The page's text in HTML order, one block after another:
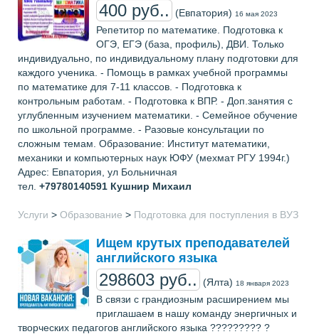
400 руб.. (Евпатория) 16 мая 2023
Репетитор по математике. Подготовка к
ОГЭ, ЕГЭ (база, профиль), ДВИ. Только
индивидуально, по индивидуальному плану подготовки для
каждого ученика. - Помощь в рамках учебной программы
по математике для 7-11 классов. - Подготовка к
контрольным работам. - Подготовка к ВПР. - Доп.занятия с
углубленным изучением математики. - Семейное обучение
по школьной программе. - Разовые консультации по
сложным темам. Образование: Институт математики,
механики и компьютерных наук ЮФУ (мехмат РГУ 1994г.)
Адрес: Евпатория, ул Больничная
тел. +79780140591 Кушнир Михаил
Услуги > Образование > Подготовка для поступления в ВУЗ
Ищем крутых преподавателей
английского языка
298603 руб.. (Ялта) 18 января 2023
В связи с грандиозным расширением мы
приглашаем в нашу команду энергичных и
творческих педагогов английского языка ????????? ?